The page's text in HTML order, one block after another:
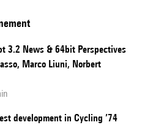
3.2 News & 64bit Perspectives
Marco Liuni, Norbert
development in Cycling ’74